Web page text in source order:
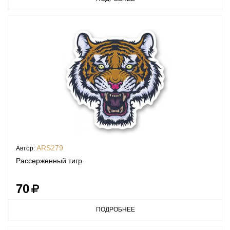
Автор: ARS279
Рассерженный тигр.
70
ПОДРОБНЕЕ